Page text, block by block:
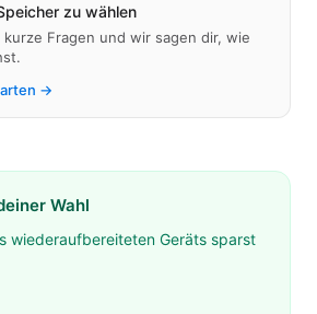
zu wählen
Fragen und wir sagen dir, wie
→
Wahl
wiederaufbereiteten Geräts sparst